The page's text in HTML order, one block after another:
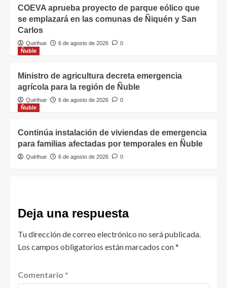
COEVA aprueba proyecto de parque eólico que
se emplazará en las comunas de Ñiquén y San
Carlos
Quirihue 6 de agosto de 2026
0
Ñuble
Ministro de agricultura decreta emergencia
agrícola para la región de Ñuble
Quirihue 6 de agosto de 2026
0
Ñuble
Continúa instalación de viviendas de emergencia
para familias afectadas por temporales en Ñuble
Quirihue 6 de agosto de 2026 0
Deja una respuesta
Tu dirección de correo electrónico no será publicada.
Los campos obligatorios están marcados con*
Comentario *